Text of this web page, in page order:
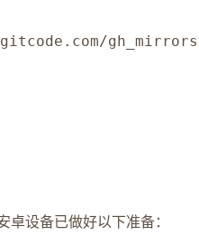
gh_mirrors/
设备已做好以下准备：